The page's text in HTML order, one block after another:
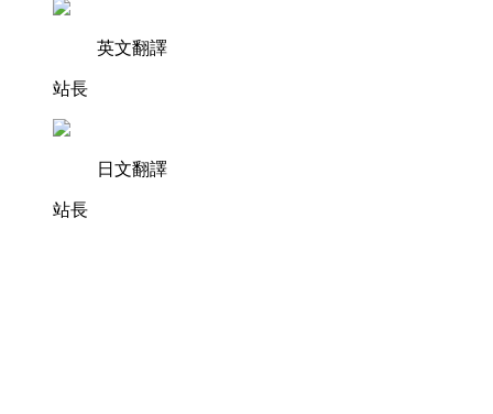
英文翻譯
站長
日文翻譯
站長